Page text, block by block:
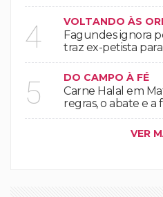
4 VOLTANDO ÀS
Fagundes ignora
traz ex-petista
5 DO CAMPO À FÉ
Carne Halal em
regras, o abate e
VER